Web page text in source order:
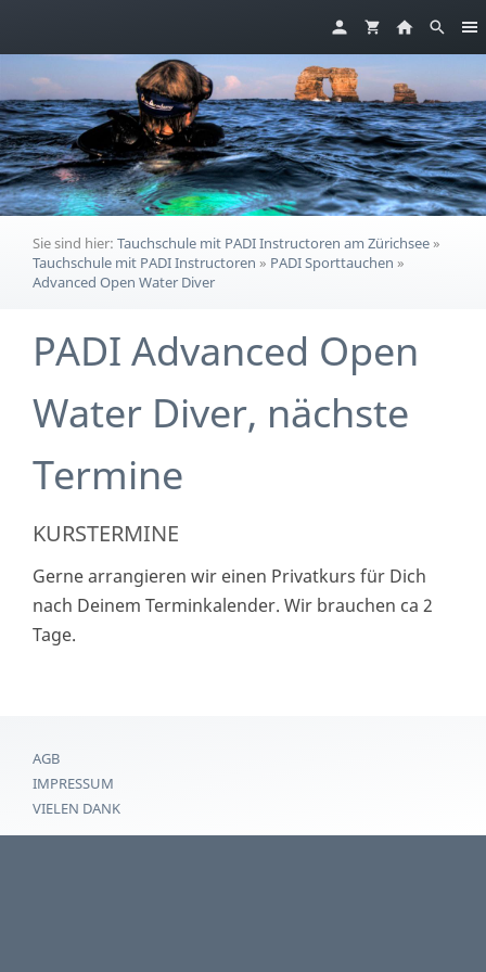
Sie sind hier: Tauchschule mit PADI Instructoren am Zürichsee»
Tauchschule mit PADI Instructoren » PADI Sporttauchen »
Advanced Open Water Diver
PADI Advanced Open
Water Diver, nächste
Termine
KURSTERMINE
Gerne arrangieren wir einen Privatkurs für Dich
nach Deinem Terminkalender. Wir brauchen ca 2
Tage.
AGB
IMPRESSUM
VIELEN DANK